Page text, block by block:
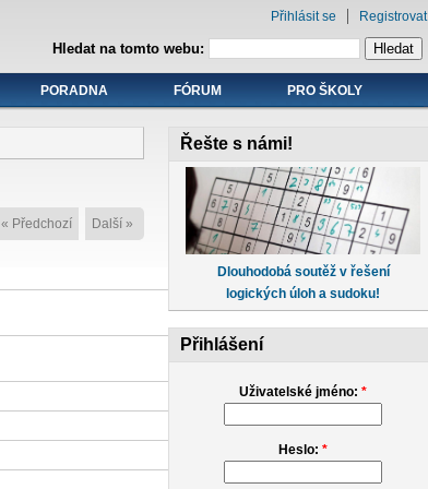
Hledat na tomto webu:
Přihlásit se Registrovat
PORADNA FÓRUM PRO ŠKOLY
« Předchozí Další »
Řešte s námi!
Dlouhodobá soutěž v řešení
logických úloh a sudoku!
Přihlášení
Uživatelské jméno: *
Heslo: *